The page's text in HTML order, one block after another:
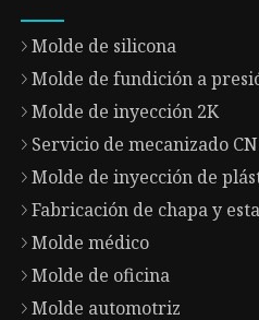
Molde de silicona
Molde de fundición a
Molde de inyección 2K
Servicio de mecanizado
Molde de inyección de
Fabricación de chapa y
Molde médico
Molde de oficina
Molde automotriz